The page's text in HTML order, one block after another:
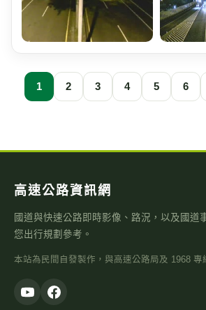
1 2 3 4 5 6
高速公路資訊網
國道與快速公路即時影像、路況，以及國道
您出行規劃參考。
本站為民間自發製作，與高速公路局及 1968 專